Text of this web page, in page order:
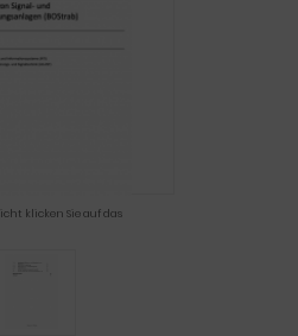
klicken Sie auf das